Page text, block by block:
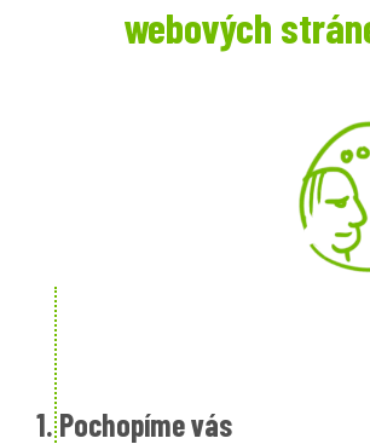
webových
1. Pochopíme vás